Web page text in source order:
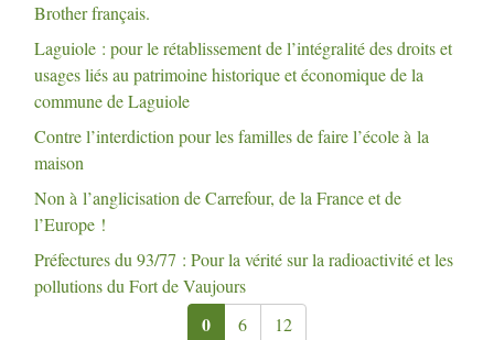
Brother français.
Laguiole : pour le rétablissement de l’intégralité des droits et
usages liés au patrimoine historique et économique de la
commune de Laguiole
Contre l’interdiction pour les familles de faire l’école à la
maison
Non à l’anglicisation de Carrefour, de la France et de
l’Europe !
Préfectures du 93/77 : Pour la vérité sur la radioactivité et les
pollutions du Fort de Vaujours
0 6 12